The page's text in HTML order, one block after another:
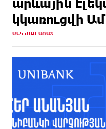
արևային
կկառուցվի
ՄԵԿ ԺԱՄ ԱՌԱՋ